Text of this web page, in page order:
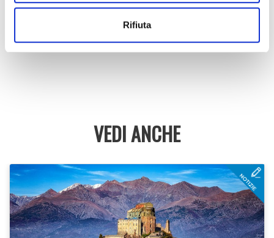
Rifiuta
2019(140)
VEDI ANCHE